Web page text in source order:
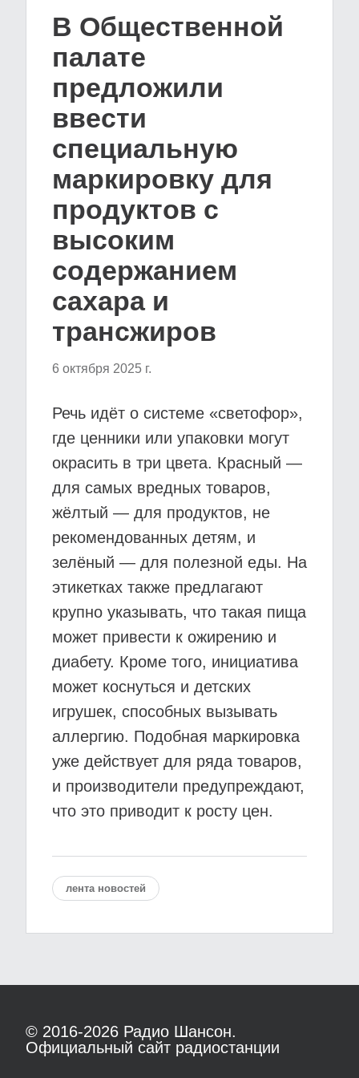
В Общественной
палате
предложили
ввести
специальную
маркировку для
продуктов с
высоким
содержанием
сахара и
трансжиров
6 октября 2025 г.
Речь идёт о системе «светофор»,
где ценники или упаковки могут
окрасить в три цвета. Красный —
для самых вредных товаров,
жёлтый — для продуктов, не
рекомендованных детям, и
зелёный — для полезной еды. На
этикетках также предлагают
крупно указывать, что такая пища
может привести к ожирению и
диабету. Кроме того, инициатива
может коснуться и детских
игрушек, способных вызывать
аллергию. Подобная маркировка
уже действует для ряда товаров,
и производители предупреждают,
что это приводит к росту цен.
лента новостей
© 2016-2026 Радио Шансон.
Официальный сайт радиостанции